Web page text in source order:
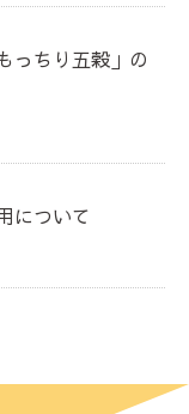
っちり五穀」の
について